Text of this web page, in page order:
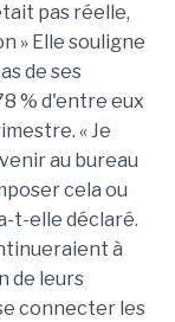
pas réelle,
» Elle souligne
de ses
% d'entre eux
« Je
au bureau
cela ou
t-elle déclaré.
à
de leurs
connecter les